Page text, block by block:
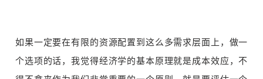
如果一定要在有限的资源配置到这么多需求层面上，做一
个选项的话，我觉得经济学的基本原理就是成本效应，不